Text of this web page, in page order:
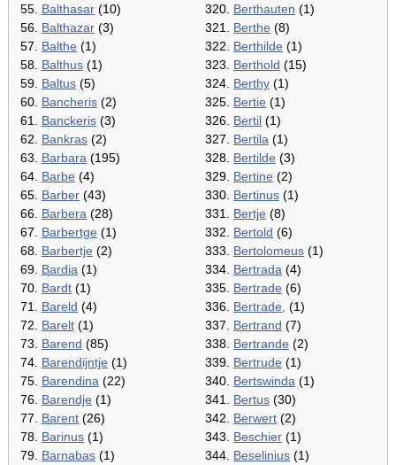
55. Balthasar (10)
56. Balthazar (3)
57. Balthe (1)
58. Balthus (1)
59. Baltus (5)
60. Bancheris (2)
61. Banckeris (3)
62. Bankras (2)
63. Barbara (195)
64. Barbe (4)
65. Barber (43)
66. Barbera (28)
67. Barbertge (1)
68. Barbertje (2)
69. Bardia (1)
70. Bardt (1)
71. Bareld (4)
72. Barelt (1)
73. Barend (85)
74. Barendijntje (1)
75. Barendina (22)
76. Barendje (1)
77. Barent (26)
78. Barinus (1)
79. Barnabas (1)
320. Berthauten (1)
321. Berthe (8)
322. Berthilde (1)
323. Berthold (15)
324. Berthy (1)
325. Bertie (1)
326. Bertil (1)
327. Bertila (1)
328. Bertilde (3)
329. Bertine (2)
330. Bertinus (1)
331. Bertje (8)
332. Bertold (6)
333. Bertolomeus (1)
334. Bertrada (4)
335. Bertrade (6)
336. Bertrade, (1)
337. Bertrand (7)
338. Bertrande (2)
339. Bertrude (1)
340. Bertswinda (1)
341. Bertus (30)
342. Berwert (2)
343. Beschier (1)
344. Beselinius (1)